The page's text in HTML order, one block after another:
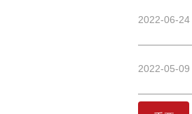
2022-06-24
2022-05-09